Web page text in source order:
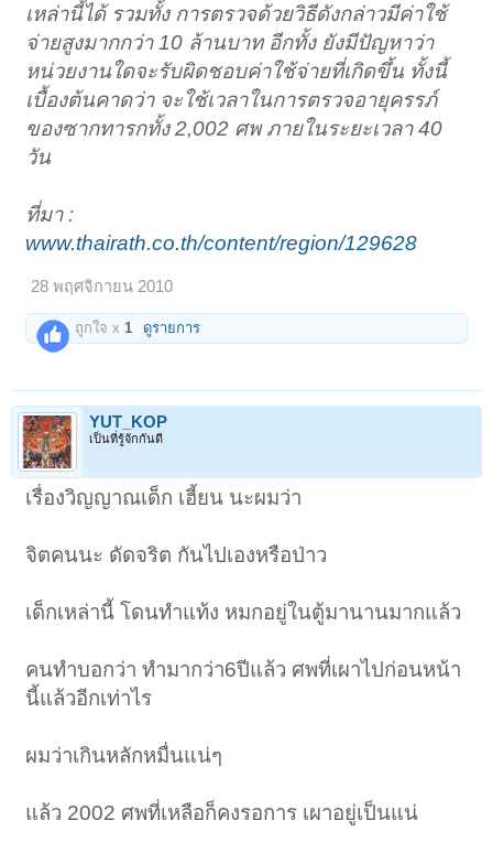
เหล่านี้ได้ รวมทั้ง การตรวจด้วยวิธีดังกล่าวมีค่าใช้
จ่ายสูงมากกว่า 10 ล้านบาท อีกทั้ง ยังมีปัญหาว่า
หน่วยงานใดจะรับผิดชอบค่าใช้จ่ายที่เกิดขึ้น ทั้งนี้
เบื้องต้นคาดว่า จะใช้เวลาในการตรวจอายุครรภ์
ของซากทารกทั้ง 2,002 ศพ ภายในระยะเวลา 40
วัน
ที่มา :
www.thairath.co.th/content/region/129628
28 พฤศจิกายน 2010
ถูกใจ x 1 ดูรายการ
YUT_KOP
เป็นที่รู้จักกันดี
เรื่องวิญญาณเด็ก เฮี้ยน นะผมว่า
จิตคนนะ ดัดจริต กันไปเองหรือป่าว
เด็กเหล่านี้ โดนทำแท้ง หมกอยู่ในตู้มานานมากแล้ว
คนทำบอกว่า ทำมากว่า6ปีแล้ว ศพที่เผาไปก่อนหน้า
นี้แล้วอีกเท่าไร
ผมว่าเกินหลักหมื่นแน่ๆ
แล้ว 2002 ศพที่เหลือก็คงรอการ เผาอยู่เป็นแน่